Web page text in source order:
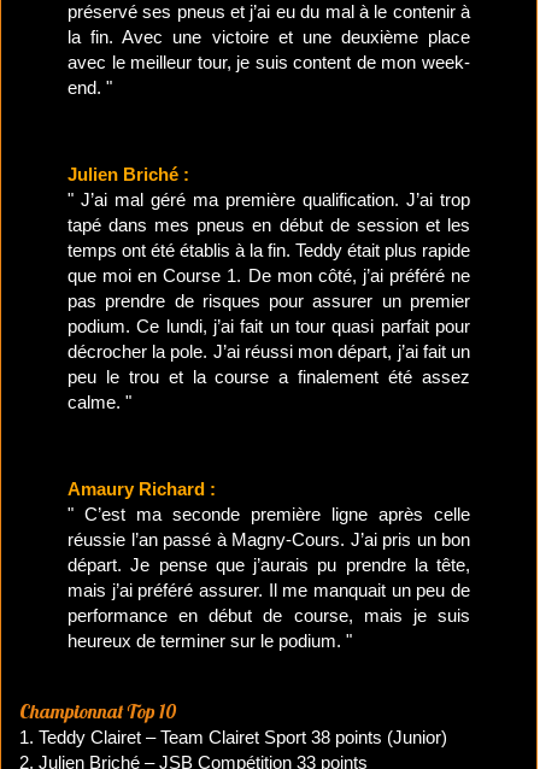
préservé ses pneus et j’ai eu du mal à le contenir à
la fin. Avec une victoire et une deuxième place
avec le meilleur tour, je suis content de mon week-
end. "
Julien Briché :
" J’ai mal géré ma première qualification. J’ai trop
tapé dans mes pneus en début de session et les
temps ont été établis à la fin. Teddy était plus rapide
que moi en Course 1. De mon côté, j’ai préféré ne
pas prendre de risques pour assurer un premier
podium. Ce lundi, j’ai fait un tour quasi parfait pour
décrocher la pole. J’ai réussi mon départ, j’ai fait un
peu le trou et la course a finalement été assez
calme. "
Amaury Richard :
" C’est ma seconde première ligne après celle
réussie l’an passé à Magny-Cours. J’ai pris un bon
départ. Je pense que j’aurais pu prendre la tête,
mais j’ai préféré assurer. Il me manquait un peu de
performance en début de course, mais je suis
heureux de terminer sur le podium. "
Championnat Top 10
1. Teddy Clairet – Team Clairet Sport 38 points (Junior)
2. Julien Briché – JSB Compétition 33 points